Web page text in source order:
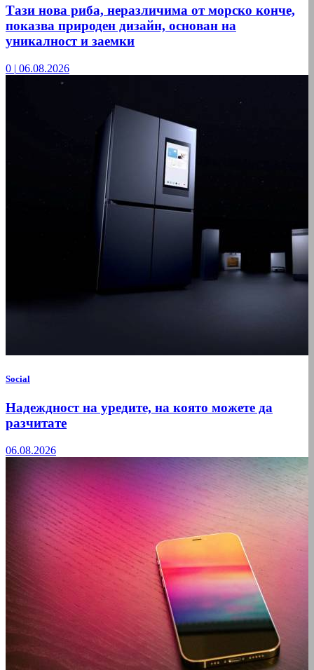
Тази нова риба, неразличима от морско конче,
показва природен дизайн, основан на
уникалност и заемки
0 | 06.08.2026
Social
Надеждност на уредите, на която можете да
разчитате
06.08.2026